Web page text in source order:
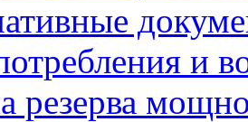
и
резерва